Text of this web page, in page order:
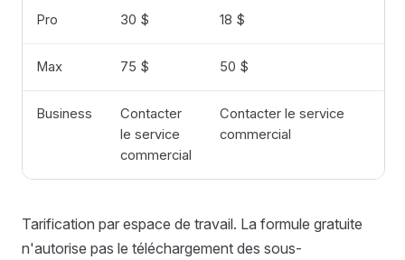
Pro 30 $ 18 $
Max 75 $ 50 $
Business
Contacter
le service
commercial
Contacter le service
commercial
Tarification par espace de travail. La formule gratuite
n'autorise pas le téléchargement des sous-